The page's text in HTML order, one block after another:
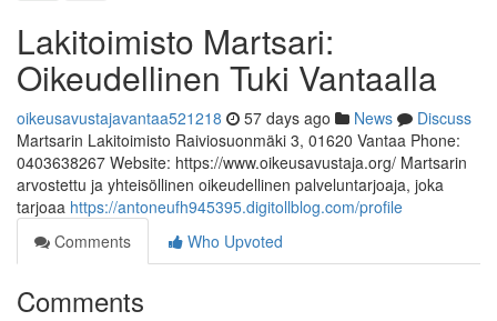
Lakitoimisto Martsari:
Oikeudellinen Tuki Vantaalla
oikeusavustajavantaa521218 57 days ago News
Discuss
Martsarin Lakitoimisto Raiviosuonmäki 3, 01620 Vantaa Phone:
0403638267 Website: https://www.oikeusavustaja.org/ Martsarin
arvostettu ja yhteisöllinen oikeudellinen palveluntarjoaja, joka
tarjoaa https://antoneufh945395.digitollblog.com/profile
Comments
Who Upvoted
Comments